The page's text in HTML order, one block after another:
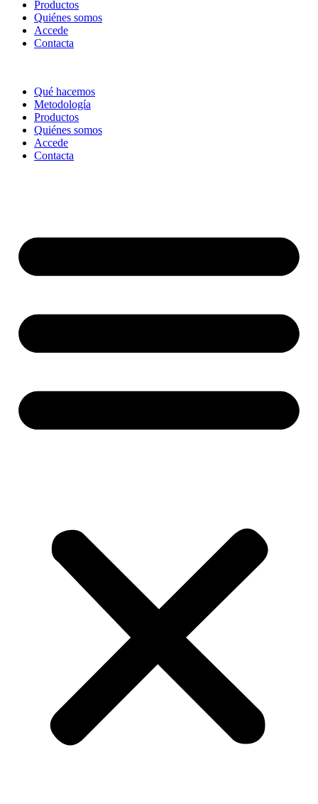
Productos
Quiénes somos
Accede
Contacta
Qué hacemos
Metodología
Productos
Quiénes somos
Accede
Contacta